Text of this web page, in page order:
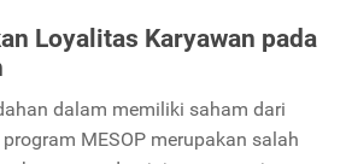
Loyalitas Karyawan pada
dalam memiliki saham dari
MESOP merupakan salah